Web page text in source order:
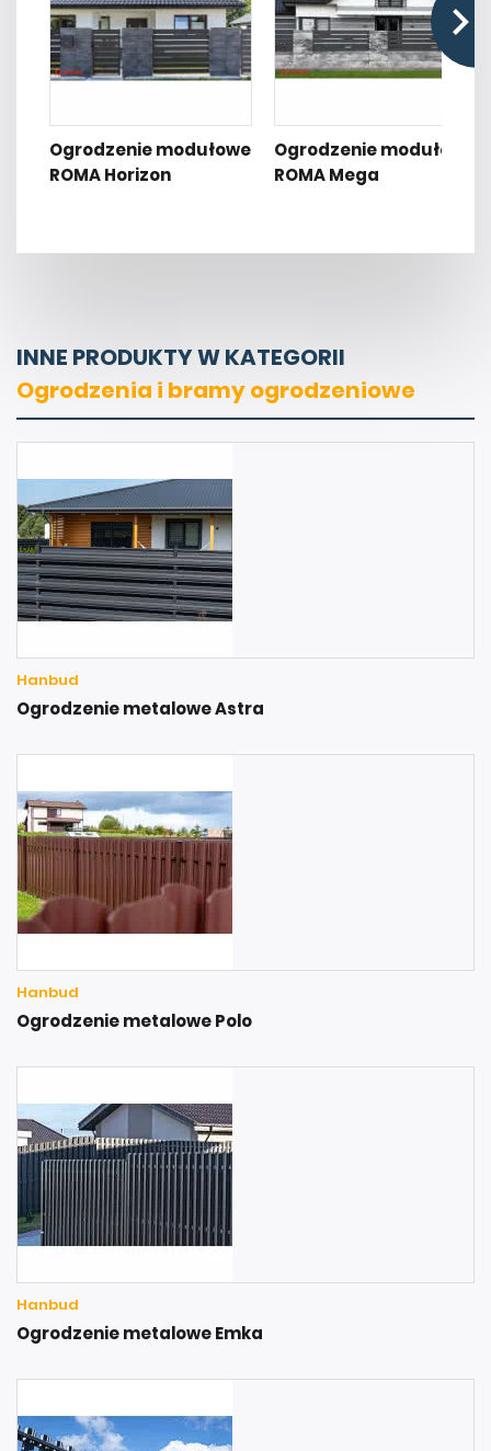
Ogrodzenie modułowe
ROMA Horizon
Ogrodzenie modułowe
ROMA Mega
INNE PRODUKTY W KATEGORII
Ogrodzenia i bramy ogrodzeniowe
Hanbud
Ogrodzenie metalowe Astra
Hanbud
Ogrodzenie metalowe Polo
Hanbud
Ogrodzenie metalowe Emka